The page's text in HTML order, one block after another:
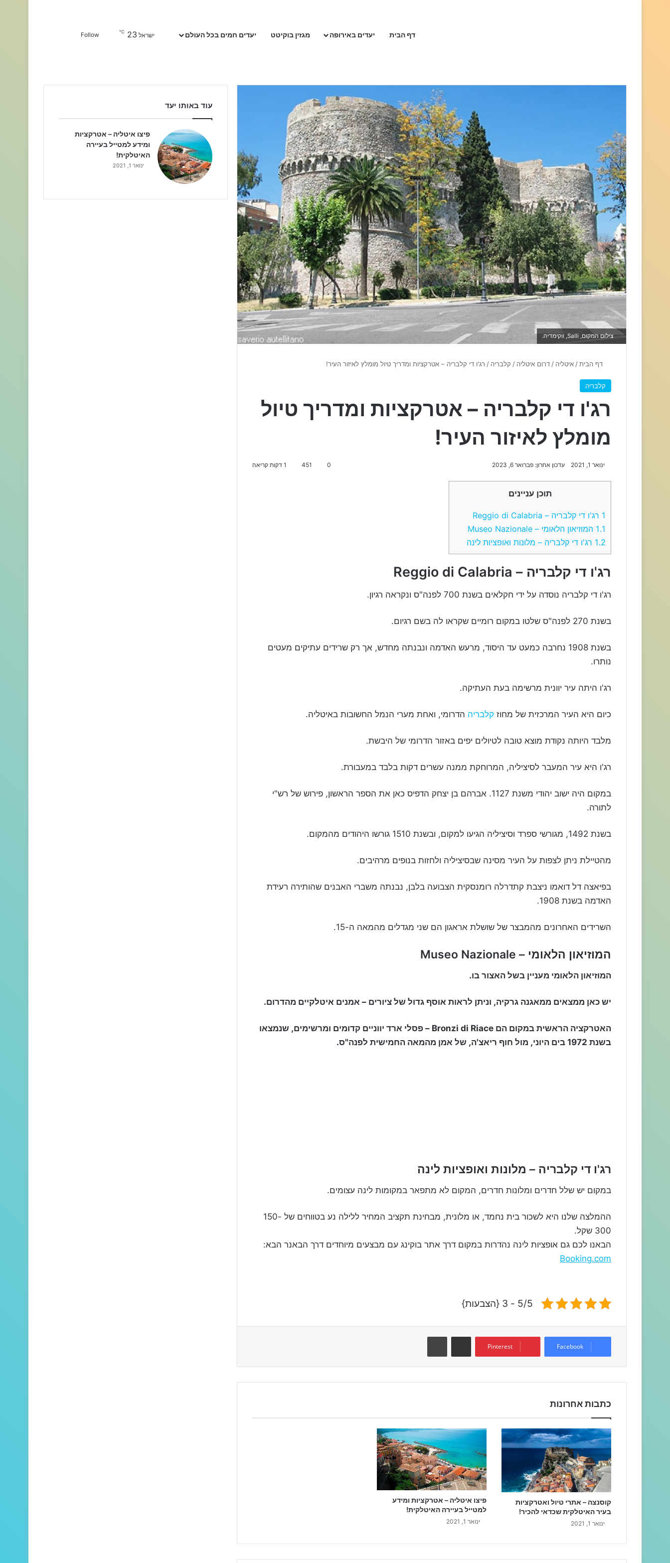
דף הבית יעדים באירופה מגזין בוקיטט יעדים חמים בכל העולם ישראל 23
℃
Follow
צילום המקום, Salli, ווקימדיה.
דף הבית/איטליה /דרום איטליה / קלבריה / רג'ו די קלבריה – אטרקציות ומדריך טיול מומלץ לאיזור העיר!
קלבריה
רג'ו די קלבריה – אטרקציות ומדריך טיול
מומלץ לאיזור העיר!
ינואר 1, 2021 עדכון אחרון: פברואר 6, 2023 0
451
תוכן עניינים
1 רג'ו די קלבריה – Reggio di Calabria
1.1 המוזיאון הלאומי – Museo Nazionale
1.2 רג'ו די קלבריה – מלונות ואופציות לינה
רג'ו די קלבריה – Reggio di Calabria
רג'ו די קלבריה נוסדה על ידי חקלאים בשנת 700 לפנה"ס ונקראה רגיון.
בשנת 270 לפנה"ס שלטו במקום רומיים שקראו לה בשם רגיום.
בשנת 1908 נחרבה כמעט עד היסוד, מרעש האדמה ונבנתה מחדש, אך רק שרידים עתיקים מעטים
נותרו.
רג'ו היתה עיר יוונית מרשימה בעת העתיקה.
כיום היא העיר המרכזית של מחוז קלבריה הדרומי, ואחת מערי הנמל החשובות באיטליה.
מלבד היותה נקודת מוצא טובה לטיולים יפים באזור הדרומי של היבשת.
רג'ו היא עיר המעבר לסיציליה, המרוחקת ממנה עשרים דקות בלבד במעבורת.
במקום היה ישוב יהודי משנת 1127. אברהם בן יצחק הדפיס כאן את הספר הראשון, פירוש של רש"י
לתורה.
בשנת 1492, מגורשי ספרד וסיציליה הגיעו למקום, ובשנת 1510 גורשו היהודים מהמקום.
מהטיילת ניתן לצפות על העיר מסינה שבסיציליה ולחזות בנופים מרהיבים.
בפיאצה דל דואמו ניצבת קתדרלה רומנסקית הצבועה בלבן, נבנתה משברי האבנים שהותירה רעידת
האדמה בשנת 1908.
השרידים האחרונים מהמבצר של שושלת אראגון הם שני מגדלים מהמאה ה-15.
המוזיאון הלאומי – Museo Nazionale
המוזיאון הלאומי מעניין בשל האצור בו.
יש כאן ממצאים ממאגנה גרקיה, וניתן לראות אוסף גדול של ציורים – אמנים איטלקיים מהדרום.
האטרקציה הראשית במקום הם Bronzi di Riace – פסלי ארד יווניים קדומים ומרשימים, שנמצאו
בשנת 1972 בים היוני, מול חוף ריאצ'ה, של אמן מהמאה החמישית לפנה"ס.
רג'ו די קלבריה – מלונות ואופציות לינה
במקום יש שלל חדרים ומלונות חדרים, המקום לא מתפאר במקומות לינה עצומים.
ההמלצה שלנו היא לשכור בית נחמד, או מלונית, מבחינת תקציב המחיר ללילה נע בטווחים של 150-
300 שקל.
הבאנו לכם גם אופציות לינה נהדרות במקום דרך אתר בוקינג עם מבצעים מיוחדים דרך הבאנר הבא:
Booking.com
5/5 - 3 {הצבעות}
Facebook
Pinterest
כתבות אחרונות
קוסנצה – אתרי טיול ואטרקציות
בעיר האיטלקית שכדאי להכיר!
ינואר 1, 2021
פיצו איטליה – אטרקציות ומידע
למטייל בעיירה האיטלקית!
ינואר 1, 2021
עוד באותו יעד
פיצו איטליה – אטרקציות
ומידע למטייל בעיירה
האיטלקית!
ינואר 1, 2021